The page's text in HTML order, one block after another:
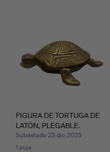
FIGURA DE TORTUGA DE
LATÓN, PLEGABLE.
Subastado 23 dic 2025
1 puja